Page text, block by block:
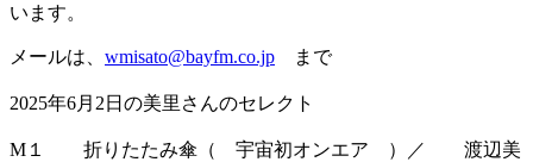
います。
メールは、 wmisato@bayfm.co.jp まで
2025年6月2日の美里さんのセレクト
M１ 折りたたみ傘（ 宇宙初オンエア ）／ 渡辺美